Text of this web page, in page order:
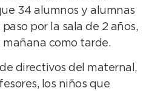
34 alumnos y alumnas
por la sala de 2 años,
como tarde.
directivos del maternal,
los niños que